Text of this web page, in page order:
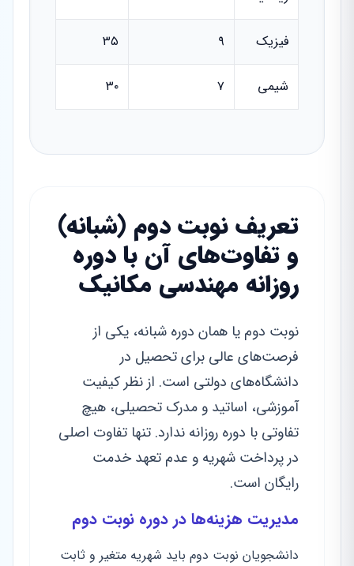
فیزیک ۹ ۳۵
شیمی ۷ ۳۰
تعریف نوبت دوم (شبانه)
و تفاوت‌های آن با دوره
روزانه مهندسی مکانیک
نوبت دوم یا همان دوره شبانه، یکی از
فرصت‌های عالی برای تحصیل در
دانشگاه‌های دولتی است. از نظر کیفیت
آموزشی، اساتید و مدرک تحصیلی، هیچ
تفاوتی با دوره روزانه ندارد. تنها تفاوت اصلی
در پرداخت شهریه و عدم تعهد خدمت
رایگان است.
مدیریت هزینه‌ها در دوره نوبت دوم
دانشجویان نوبت دوم باید شهریه متغیر و ثابت